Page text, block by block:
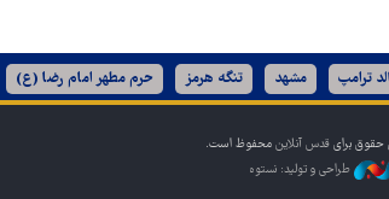
ترامپ مشهد تنگه هرمز حرم مطهر امام رضا (ع)
حقوق برای قدس آنلاین محفوظ است.
طراحی و تولید: نستوه